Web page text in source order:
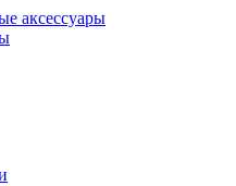
аксессуары